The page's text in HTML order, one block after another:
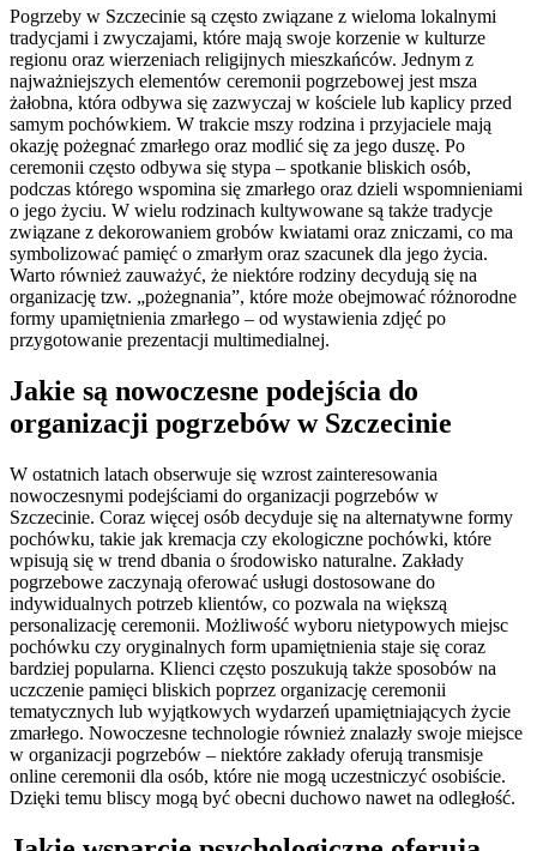
Pogrzeby w Szczecinie są często związane z wieloma lokalnymi
tradycjami i zwyczajami, które mają swoje korzenie w kulturze
regionu oraz wierzeniach religijnych mieszkańców. Jednym z
najważniejszych elementów ceremonii pogrzebowej jest msza
żałobna, która odbywa się zazwyczaj w kościele lub kaplicy przed
samym pochówkiem. W trakcie mszy rodzina i przyjaciele mają
okazję pożegnać zmarłego oraz modlić się za jego duszę. Po
ceremonii często odbywa się stypa – spotkanie bliskich osób,
podczas którego wspomina się zmarłego oraz dzieli wspomnieniami
o jego życiu. W wielu rodzinach kultywowane są także tradycje
związane z dekorowaniem grobów kwiatami oraz zniczami, co ma
symbolizować pamięć o zmarłym oraz szacunek dla jego życia.
Warto również zauważyć, że niektóre rodziny decydują się na
organizację tzw. „pożegnania”, które może obejmować różnorodne
formy upamiętnienia zmarłego – od wystawienia zdjęć po
przygotowanie prezentacji multimedialnej.
Jakie są nowoczesne podejścia do
organizacji pogrzebów w Szczecinie
W ostatnich latach obserwuje się wzrost zainteresowania
nowoczesnymi podejściami do organizacji pogrzebów w
Szczecinie. Coraz więcej osób decyduje się na alternatywne formy
pochówku, takie jak kremacja czy ekologiczne pochówki, które
wpisują się w trend dbania o środowisko naturalne. Zakłady
pogrzebowe zaczynają oferować usługi dostosowane do
indywidualnych potrzeb klientów, co pozwala na większą
personalizację ceremonii. Możliwość wyboru nietypowych miejsc
pochówku czy oryginalnych form upamiętnienia staje się coraz
bardziej popularna. Klienci często poszukują także sposobów na
uczczenie pamięci bliskich poprzez organizację ceremonii
tematycznych lub wyjątkowych wydarzeń upamiętniających życie
zmarłego. Nowoczesne technologie również znalazły swoje miejsce
w organizacji pogrzebów – niektóre zakłady oferują transmisje
online ceremonii dla osób, które nie mogą uczestniczyć osobiście.
Dzięki temu bliscy mogą być obecni duchowo nawet na odległość.